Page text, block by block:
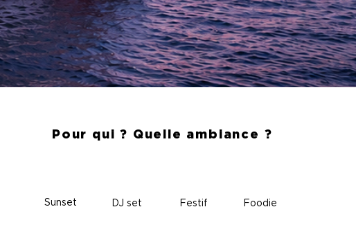
Pour qui ? Quelle ambiance ?
Sunset DJ set Festif Foodie